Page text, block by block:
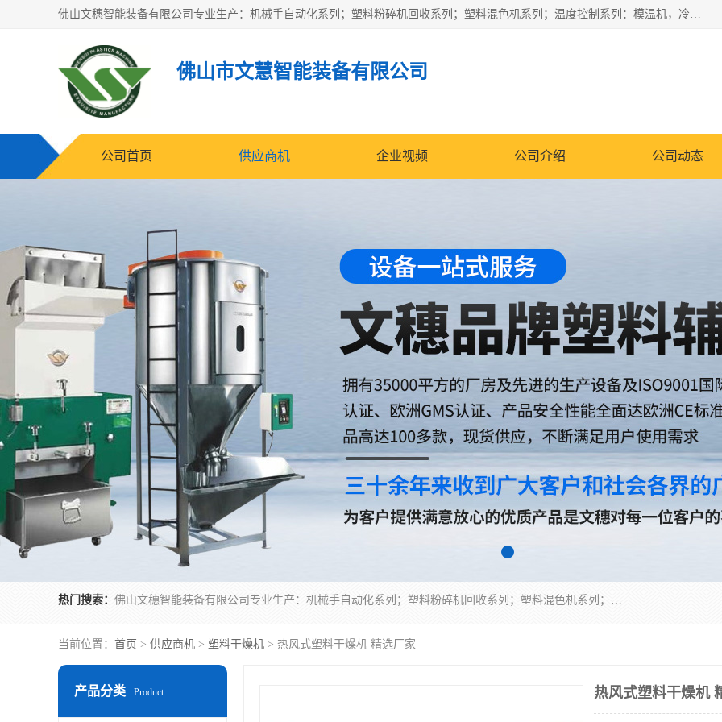
佛山文穗智能装备有限公司专业生产：机械手自动化系列；塑料粉碎机回收系列；塑料混色机系列；温度控制系列：模温机，冷水机；供料输送系列：中央供料系统，欧化/独立式吸料机，分体式吸料机；整机保修一年，易损件除外。
佛山市文慧智能装备有限公司
公司首页 供应商机 企业视频 公司介绍 公司动态
热门搜索： 佛山文穗智能装备有限公司专业生产：机械手自动化系列；塑料粉碎机回收系列；塑料混色机系列；温度控制系列：模温机，冷水机；供料输送系列：中央供料系统，欧化/独立式吸料机，分体式吸料机；整机保修一年，易损件除外。
当前位置： 首页 > 供应商机 > 塑料干燥机 > 热风式塑料干燥机 精选厂家
产品分类 Product 热风式塑料干燥机